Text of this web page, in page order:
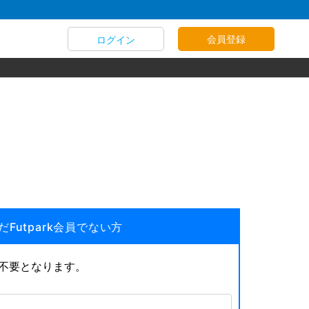
ログイン 会員登録
Futpark会員でない方
となります。